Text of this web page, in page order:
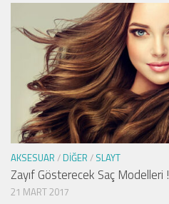
AKSESUAR / DIĞER / SLAYT
Zayıf Gösterecek Saç Modelleri !
21 MART 2017